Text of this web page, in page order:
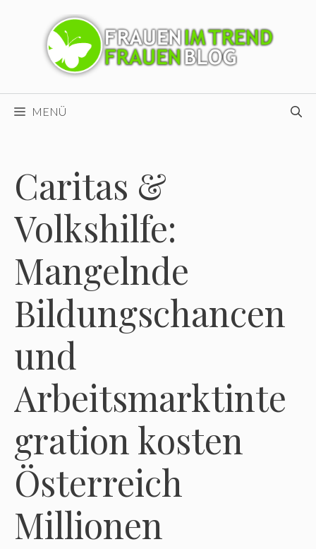
MENÜ
Caritas &
Volkshilfe:
Mangelnde
Bildungschancen
und
Arbeitsmarktinte
gration kosten
Österreich
Millionen